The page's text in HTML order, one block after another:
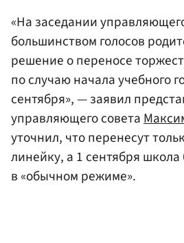
«На заседании
большинством голосов
решение о переносе
по случаю начала учебного
сентября», — заявил
управляющего совета
уточнил, что перенесут
линейку, а 1 сентября школа
в «обычном режиме».